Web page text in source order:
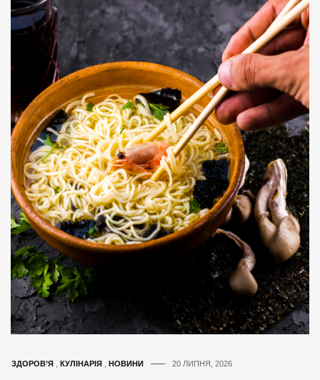
ЗДОРОВ’Я КУЛІНАРІЯ НОВИНИ 20 ЛИПНЯ, 2026